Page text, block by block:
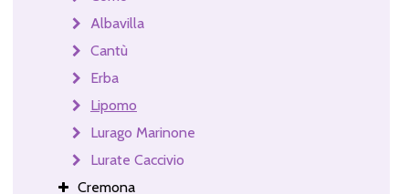
Albavilla
Cantù
Erba
Lipomo
Lurago Marinone
Lurate Caccivio
Cremona